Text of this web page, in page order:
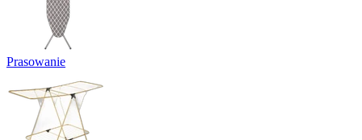
Prasowanie